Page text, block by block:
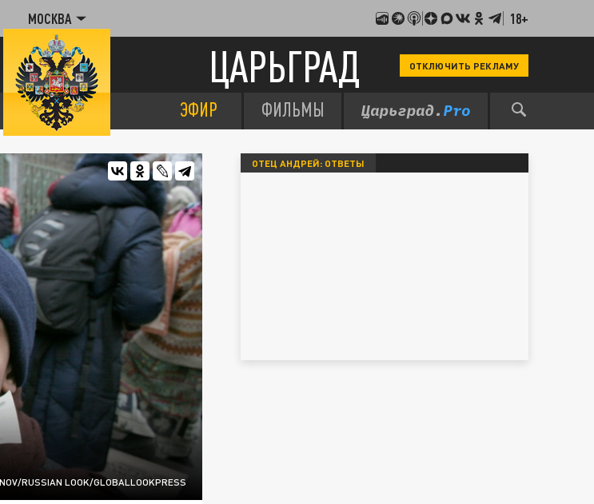
МОСКВА 18+
ЦАРЬГРАД ОТКЛЮЧИТЬ РЕКЛАМУ
ЭФИР ФИЛЬМЫ
RUSSIAN LOOK/GLOBALLOOKPRESS
ОТЕЦ АНДРЕЙ: ОТВЕТЫ